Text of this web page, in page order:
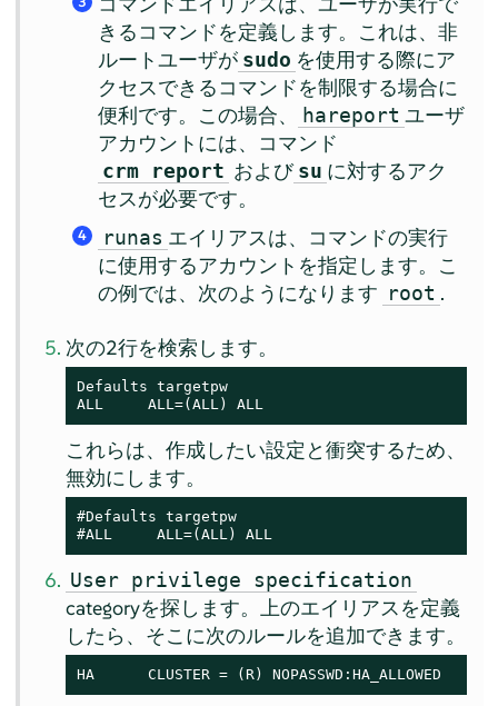
きるコマンドを定義します。これは、非
ルートユーザが sudo を使用する際にア
クセスできるコマンドを制限する場合に
便利です。この場合、
hareport ユーザ
アカウントには、コマンド
crm report および su に対するアク
セスが必要です。
4 runas エイリアスは、コマンドの実行
に使用するアカウントを指定します。こ
の例では、次のようになります root .
次の2行を検索します。
Defaults targetpw
ALL     ALL=(ALL) ALL
これらは、作成したい設定と衝突するため、
無効にします。
#Defaults targetpw
#ALL     ALL=(ALL) ALL
User privilege specification
categoryを探します。上のエイリアスを定義
したら、そこに次のルールを追加できます。
HA	CLUSTER = (R) NOPASSWD:HA_ALLOWED